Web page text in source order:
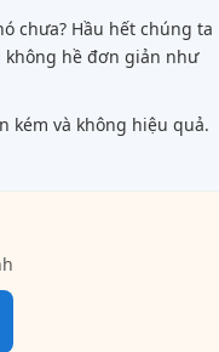
chưa? Hầu hết chúng ta
không hề đơn giản như
kém và không hiệu quả.